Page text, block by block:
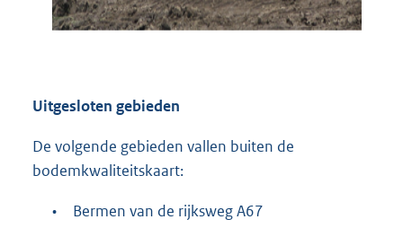
Uitgesloten gebieden
De volgende gebieden vallen buiten de
bodemkwaliteitskaart:
• Bermen van de rijksweg A67